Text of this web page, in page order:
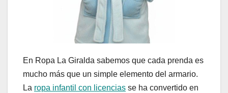
En Ropa La Giralda sabemos que cada prenda es
mucho más que un simple elemento del armario.
La ropa infantil con licencias se ha convertido en